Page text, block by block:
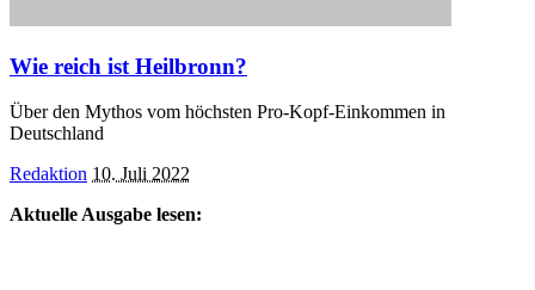
Wie reich ist Heilbronn?
Über den Mythos vom höchsten Pro-Kopf-Einkommen in
Deutschland
Posted
Redaktion 10. Juli 2022
Aktuelle Ausgabe lesen: